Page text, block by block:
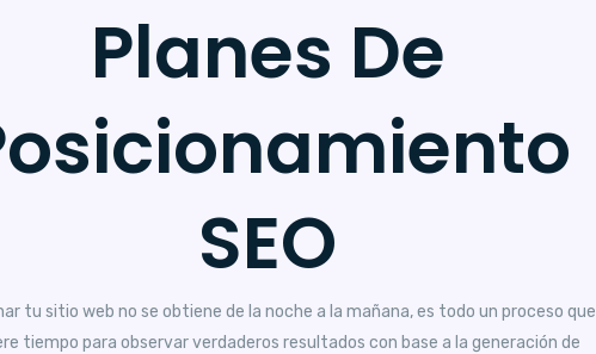
Planes De
SEO
tu sitio web no se obtiene de la noche a la mañana, es todo un proceso que
tiempo para observar verdaderos resultados con base a la generación de